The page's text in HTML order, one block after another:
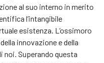
al suo interno in merito
l’intangibile
esistenza. L’ossimoro
innovazione e della
Superando questa